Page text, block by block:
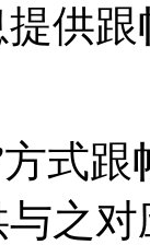
提供
方式
之